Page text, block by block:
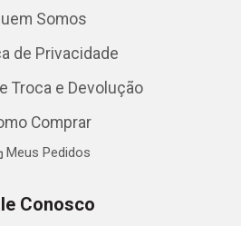
Somos
de Privacidade
Troca e Devolução
Comprar
Meus Pedidos
Conosco